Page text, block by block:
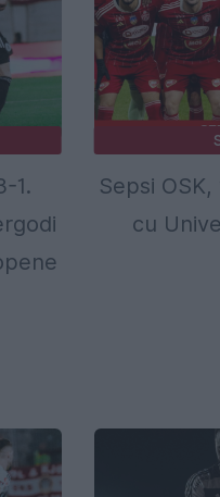
1.
Sepsi
cu